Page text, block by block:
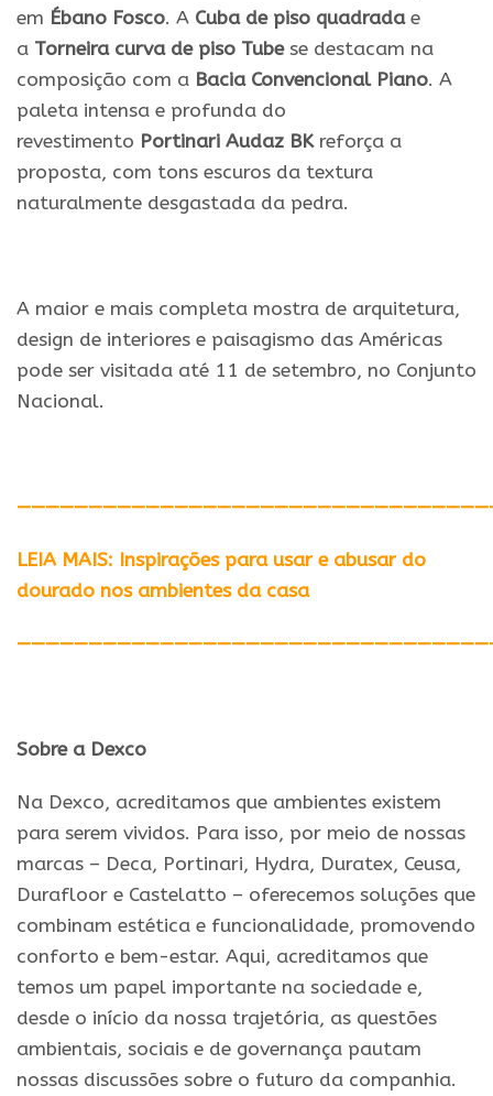
em Ébano Fosco. A Cuba de piso quadradae
a Torneira curva de piso Tubese destacam na
composição com a Bacia Convencional Piano. A
paleta intensa e profunda do
revestimento Portinari Audaz BKreforça a
proposta, com tons escuros da textura
naturalmente desgastada da pedra.
A maior e mais completa mostra de arquitetura,
design de interiores e paisagismo das Américas
pode ser visitada até 11 de setembro, no Conjunto
Nacional.
LEIA MAIS: Inspirações para usar e abusar do
dourado nos ambientes da casa
Sobre a Dexco
Na Dexco, acreditamos que ambientes existem
para serem vividos. Para isso, por meio de nossas
marcas – Deca, Portinari, Hydra, Duratex, Ceusa,
Durafloor e Castelatto – oferecemos soluções que
combinam estética e funcionalidade, promovendo
conforto e bem-estar. Aqui, acreditamos que
temos um papel importante na sociedade e,
desde o início da nossa trajetória, as questões
ambientais, sociais e de governança pautam
nossas discussões sobre o futuro da companhia.